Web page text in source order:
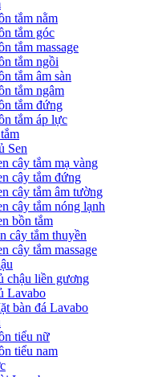
tắm nằm
tắm góc
tắm massage
tắm ngồi
tắm âm sàn
tắm ngâm
tắm đứng
tắm áp lực
Sen
cây tắm mạ vàng
cây tắm đứng
cây tắm âm tường
cây tắm nóng lạnh
bồn tắm
cây tắm thuyền
cây tắm massage
chậu liền gương
Lavabo
bàn đá Lavabo
tiểu nữ
tiểu nam